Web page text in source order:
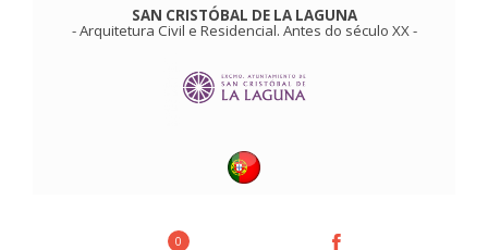
SAN CRISTÓBAL DE LA LAGUNA
-Arquitetura Civil e Residencial. Antes do século XX-
0